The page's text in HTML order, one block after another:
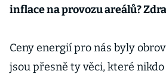
inflace na provozu areálů?
Ceny energií pro nás byly
jsou přesně ty věci, které